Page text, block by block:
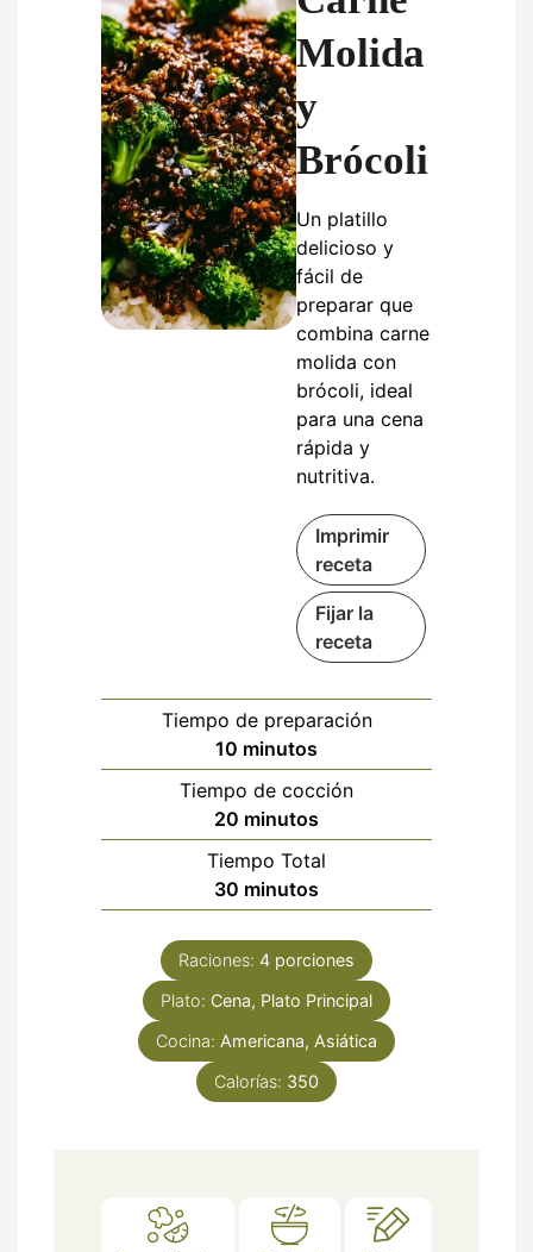
Molida
y
Brócoli
Un platillo
delicioso y
fácil de
preparar que
combina carne
molida con
brócoli, ideal
para una cena
rápida y
nutritiva.
Imprimir
receta
Fijar la
receta
Tiempo de preparación
10 minutos
minutos
Tiempo de cocción
20 minutos
minutos
Tiempo Total
30 minutos
minutos
Raciones: 4 porciones
Plato: Cena, Plato Principal
Cocina: Americana, Asiática
Calorías: 350